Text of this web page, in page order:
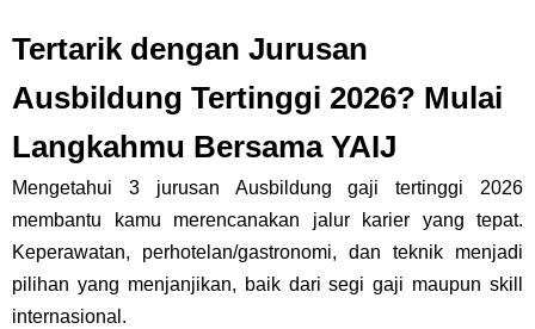
Tertarik dengan Jurusan
Ausbildung Tertinggi 2026? Mulai
Langkahmu Bersama YAIJ
Mengetahui 3 jurusan Ausbildung gaji tertinggi 2026
membantu kamu merencanakan jalur karier yang tepat.
Keperawatan, perhotelan/gastronomi, dan teknik menjadi
pilihan yang menjanjikan, baik dari segi gaji maupun skill
internasional.